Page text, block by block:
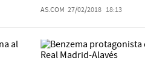
AS.COM 27/02/2018 18:13